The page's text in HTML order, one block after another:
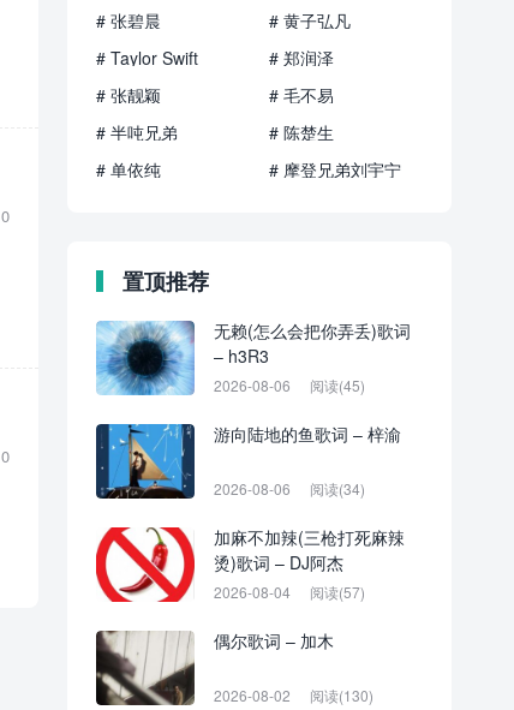
0
0
# 张碧晨
# 黄子弘凡
# Taylor Swift
# 郑润泽
# 张靓颖
# 毛不易
# 半吨兄弟
# 陈楚生
# 单依纯
# 摩登兄弟刘宇宁
置顶推荐
无赖(怎么会把你弄丢)歌词
– h3R3
2026-08-06 阅读(45)
游向陆地的鱼歌词 – 梓渝
2026-08-06 阅读(34)
加麻不加辣(三枪打死麻辣
烫)歌词 – DJ阿杰
2026-08-04 阅读(57)
偶尔歌词 – 加木
2026-08-02 阅读(130)